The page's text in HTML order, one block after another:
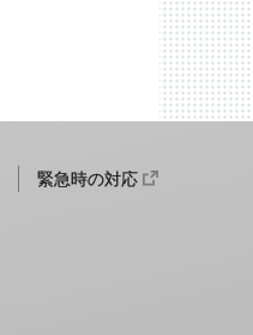
緊急時の対応